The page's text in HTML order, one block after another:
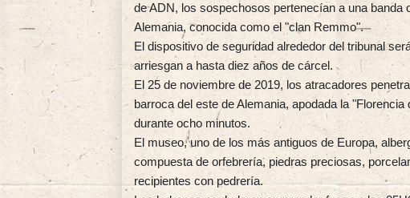
de ADN, los sospechosos pertenecían a una banda
Alemania, conocida como el "clan Remmo".
El dispositivo de seguridad alrededor del tribunal
arriesgan a hasta diez años de cárcel.
El 25 de noviembre de 2019, los atracadores
barroca del este de Alemania, apodada la
durante ocho minutos.
El museo, uno de los más antiguos de Europa,
compuesta de orfebrería, piedras preciosas,
recipientes con pedrería.